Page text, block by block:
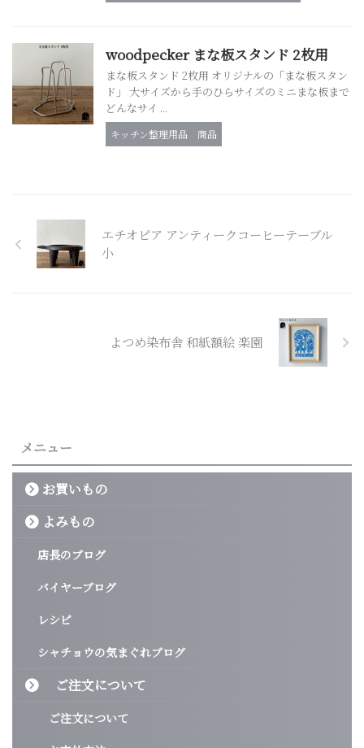
woodpecker まな板スタンド 2枚用
まな板スタンド 2枚用 オリジナルの「まな板スタン
ド」 大サイズから手のひらサイズのミニまな板まで
どんなサイ ...
キッチン整理用品 商品
エチオピア アンティークコーヒーテーブル
小
よつめ染布舎 和紙額絵 楽園
メニュー
お買いもの
よみもの
店長のブログ
バイヤーブログ
レシピ
シャチョウの気まぐれブログ
ご注文について
ご注文について